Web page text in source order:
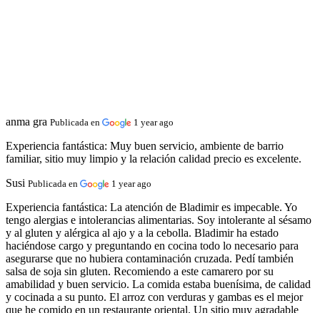
anma gra Publicada en 1 year ago
Experiencia fantástica: Muy buen servicio, ambiente de barrio
familiar, sitio muy limpio y la relación calidad precio es excelente.
Susi Publicada en 1 year ago
Experiencia fantástica: La atención de Bladimir es impecable. Yo
tengo alergias e intolerancias alimentarias. Soy intolerante al sésamo
y al gluten y alérgica al ajo y a la cebolla. Bladimir ha estado
haciéndose cargo y preguntando en cocina todo lo necesario para
asegurarse que no hubiera contaminación cruzada. Pedí también
salsa de soja sin gluten. Recomiendo a este camarero por su
amabilidad y buen servicio. La comida estaba buenísima, de calidad
y cocinada a su punto. El arroz con verduras y gambas es el mejor
que he comido en un restaurante oriental. Un sitio muy agradable